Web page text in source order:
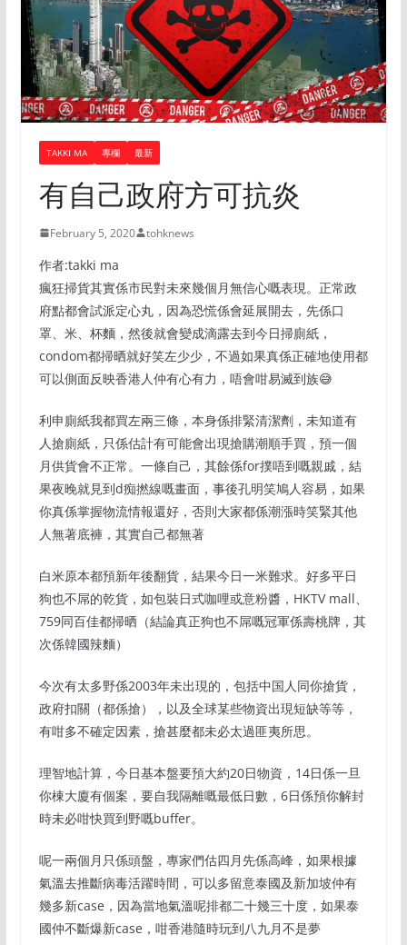
TAKKI MA 專欄 最新
有自己政府方可抗炎
February 5, 2020 tohknews
作者:takki ma
瘋狂掃貨其實係市民對未來幾個月無信心嘅表現。正常政
府點都會試派定心丸，因為恐慌係會延展開去，先係口
罩、米、杯麵，然後就會變成滴露去到今日掃廁紙，
condom都掃晒就好笑左少少，不過如果真係正確地使用都
可以側面反映香港人仲有心有力，唔會咁易滅到族😅
利申廁紙我都買左兩三條，本身係排緊清潔劑，未知道有
人搶廁紙，只係估計有可能會出現搶購潮順手買，預一個
月供貨會不正常。一條自己，其餘係for撲唔到嘅親戚，結
果夜晚就見到d痴撚線嘅畫面，事後孔明笑鳩人容易，如果
你真係掌握物流情報還好，否則大家都係潮漲時笑緊其他
人無著底褲，其實自己都無著
白米原本都預新年後翻貨，結果今日一米難求。好多平日
狗也不屌的乾貨，如包裝日式咖哩或意粉醬，HKTV mall、
759同百佳都掃晒（結論真正狗也不屌嘅冠軍係壽桃牌，其
次係韓國辣麵）
今次有太多野係2003年未出現的，包括中国人同你搶貨，
政府扣關（都係搶），以及全球某些物資出現短缺等等，
有咁多不確定因素，搶甚麼都未必太過匪夷所思。
理智地計算，今日基本盤要預大約20日物資，14日係一旦
你棟大廈有個案，要自我隔離嘅最低日數，6日係預你解封
時未必咁快買到野嘅buffer。
呢一兩個月只係頭盤，專家們估四月先係高峰，如果根據
氣溫去推斷病毒活躍時間，可以多留意泰國及新加坡仲有
幾多新case，因為當地氣溫呢排都二十幾三十度，如果泰
國仲不斷爆新case，咁香港隨時玩到八九月不是夢